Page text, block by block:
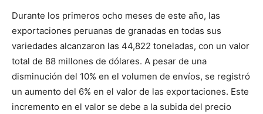
Durante los primeros ocho meses de este año, las
exportaciones peruanas de granadas en todas sus
variedades alcanzaron las 44,822 toneladas, con un valor
total de 88 millones de dólares. A pesar de una
disminución del 10% en el volumen de envíos, se registró
un aumento del 6% en el valor de las exportaciones. Este
incremento en el valor se debe a la subida del precio